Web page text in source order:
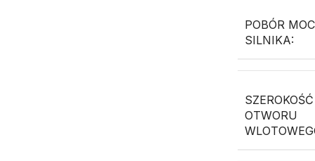
POBÓR
SILNIKA:
SZEROKOŚĆ
OTWORU